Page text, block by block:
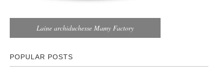
Laine archiduchesse Mamy Factory
POPULAR POSTS